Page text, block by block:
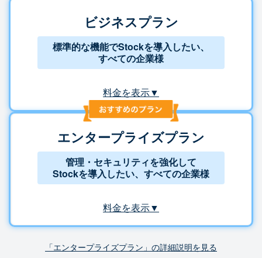
ビジネスプラン
標準的な機能でStockを導入したい、
すべての企業様
料金を表示▼
エンタープライズプラン
管理・セキュリティを強化して
Stockを導入したい、すべての企業様
料金を表示▼
「エンタープライズプラン」の詳細説明を見る